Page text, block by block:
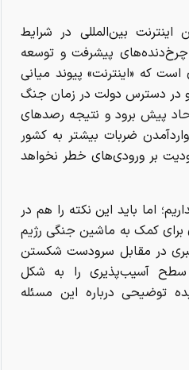
اینترنت بین‌المللی در شرایط
پیشرفت و توسعه
است که «اینترنت» پیوند میانی
و در دسترس دولت در زمان جنگ
پیش برود و نتیجه رصدهای
ضربات بیشتر به کشور
بر ورودی‌های خطر نخواهد
اما باید این نکته را هم در
برای کمک به ماشین جنگی رژیم
در مقابل سرودست شکستن
سطح آسیب‌پذیری‌ را به شکل
توضیحی درباره این مسئله